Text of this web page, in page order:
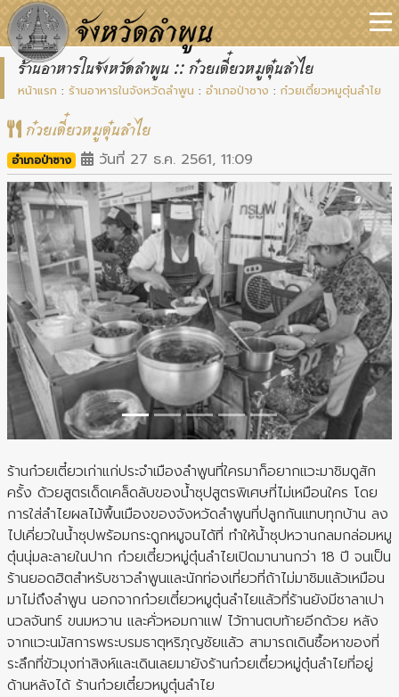
ร้านอาหารในจังหวัดลำพูน :: ก๋วยเตี๋ยวหมูตุ๋นลำไย
หน้าแรก : ร้านอาหารในจังหวัดลำพูน : อำเภอป่าซาง : ก๋วยเตี๋ยวหมูตุ๋นลำไย
ก๋วยเตี๋ยวหมูตุ๋นลำไย
อำเภอป่าซาง วันที่ 27 ธ.ค. 2561, 11:09
Previous Next
ร้านก๋วยเตี๋ยวเก่าแก่ประจำเมืองลำพูนที่ใครมาก็อยากแวะมาชิมดูสัก
ครั้ง ด้วยสูตรเด็ดเคล็ดลับของน้ำซุปสูตรพิเศษที่ไม่เหมือนใคร โดย
การใส่ลำไยผลไม้พื้นเมืองของจังหวัดลำพูนที่ปลูกกันแทบทุกบ้าน ลง
ไปเคี่ยวในน้ำซุปพร้อมกระดูกหมูจนได้ที่ ทำให้น้ำซุปหวานกลมกล่อมหมู
ตุ๋นนุ่มละลายในปาก ก๋วยเตี๋ยวหมู่ตุ๋นลำไยเปิดมานานกว่า 18 ปี จนเป็น
ร้านยอดฮิตสำหรับชาวลำพูนและนักท่องเที่ยวที่ถ้าไม่มาชิมแล้วเหมือน
มาไม่ถึงลำพูน นอกจากก๋วยเตี๋ยวหมูตุ๋นลำไยแล้วที่ร้านยังมีซาลาเปา
นวลจันทร์ ขนมหวาน และคั่วหอมกาแฟ ไว้ทานตบท้ายอีกด้วย หลัง
จากแวะนมัสการพระบรมธาตุหริภุญชัยแล้ว สามารถเดินซื้อหาของที่
ระลึกที่ขัวมุงท่าสิงห์และเดินเลยมายังร้านก๋วยเตี๋ยวหมู่ตุ๋นลำไยที่อยู่
ด้านหลังได้ ร้านก๋วยเตี๋ยวหมูตุ๋นลำไย